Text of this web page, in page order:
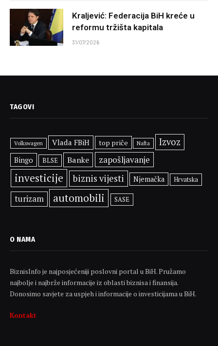
Kraljević: Federacija BiH kreće u
reformu tržišta kapitala
31/07/2026
TAGOVI
Volkswagen Vlada FBiH top priče Nafta Izvoz
Bingo BLSE Banke zapošljavanje
investicije biznis vijesti Njemačka Hrvatska
turizam automobili SASE
O NAMA
BiznisInfo je najposjećeniji poslovni portal u BiH. Pružamo
najbolje i najbrže informacije iz oblasti biznisa i finansija.
Donosimo savjete za uspjeh i informacije o investicijama u BiH.
Kontakt